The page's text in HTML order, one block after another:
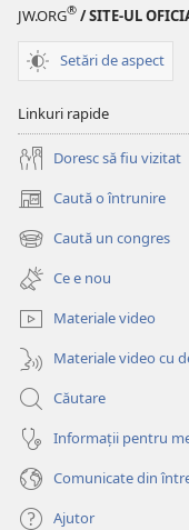
JW.ORG® / SITE-UL
Setări de aspect
Linkuri rapide
Doresc să fiu vizitat
Caută o întrunire
(se
deschide
o
fereastră
nouă)
Caută un congres
(se
deschide
o
fereastră
nouă)
Ce e nou
Materiale video
Materiale video cu
Căutare
Informații pentru
Comunicate din
Ajutor